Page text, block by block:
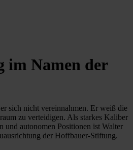
im Namen der
sich nicht vereinnahmen. Er weiß die
zu verteidigen. Als starkes Kaliber
und autonomen Positionen ist Walter
der Hoffbauer-Stiftung.